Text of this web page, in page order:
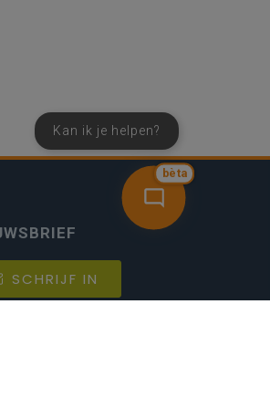
bèta
Kan ik je helpen?
SCHRIJF IN